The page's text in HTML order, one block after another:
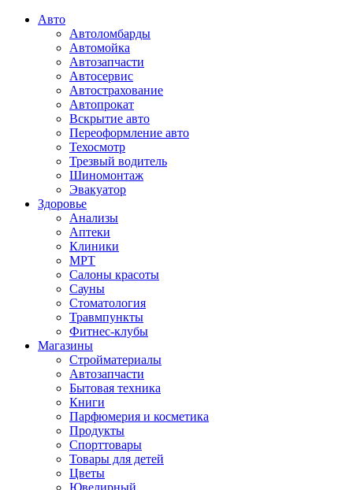
Авто
Автоломбарды
Автомойка
Автозапчасти
Автосервис
Автострахование
Автопрокат
Вскрытие авто
Переоформление авто
Техосмотр
Трезвый водитель
Шиномонтаж
Эвакуатор
Здоровье
Анализы
Аптеки
Клиники
МРТ
Салоны красоты
Сауны
Стоматология
Травмпункты
Фитнес-клубы
Магазины
Стройматериалы
Автозапчасти
Бытовая техника
Книги
Парфюмерия и косметика
Продукты
Спорттовары
Товары для детей
Цветы
Ювелирный